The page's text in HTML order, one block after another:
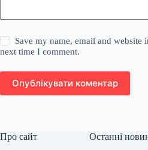
Save my name, email and website
next time I comment.
Опублікувати коментар
Про сайт Останні